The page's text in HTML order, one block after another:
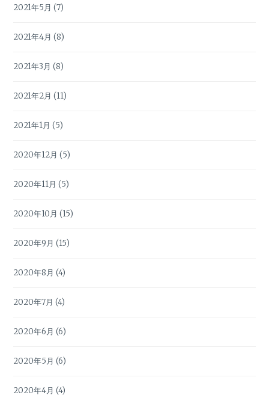
2021年5月 (7)
2021年4月 (8)
2021年3月 (8)
2021年2月 (11)
2021年1月 (5)
2020年12月 (5)
2020年11月 (5)
2020年10月 (15)
2020年9月 (15)
2020年8月 (4)
2020年7月 (4)
2020年6月 (6)
2020年5月 (6)
2020年4月 (4)